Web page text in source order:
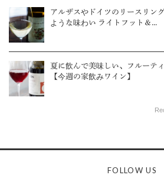
アルザスやドイツのリースリン
ような味わい ライトフット＆...
夏に飲んで美味しい、フルーテ
【今週の家飲みワイン】
FOLLOW US